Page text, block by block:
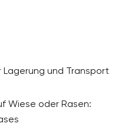
und Transport
Wiese oder Rasen: